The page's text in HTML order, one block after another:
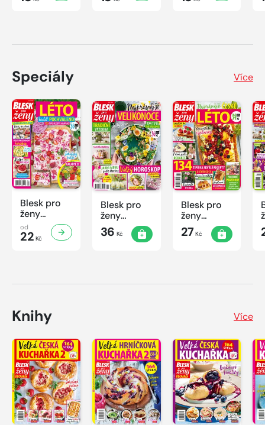
Speciály Více
Blesk pro
ženy
speciál
č.2/2026
od
22 Kč
Blesk pro
ženy
speciál
č.1/2026
36 Kč
Blesk pro
ženy
speciál
č.2/2025
27Kč
Knihy Více